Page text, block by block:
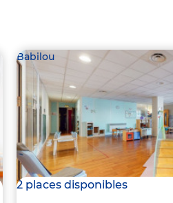
Babilou
2 places disponibles